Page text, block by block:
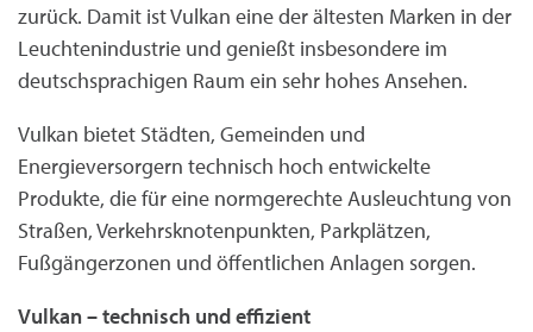
zurück. Damit ist Vulkan eine der ältesten Marken in der
Leuchtenindustrie und genießt insbesondere im
deutschsprachigen Raum ein sehr hohes Ansehen.
Vulkan bietet Städten, Gemeinden und
Energieversorgern technisch hoch entwickelte
Produkte, die für eine normgerechte Ausleuchtung von
Straßen, Verkehrsknotenpunkten, Parkplätzen,
Fußgängerzonen und öffentlichen Anlagen sorgen.
Vulkan – technisch und effizient